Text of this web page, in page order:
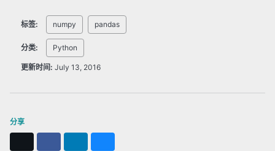
标签: numpy pandas
分类: Python
更新时间: July 13, 2016
分享